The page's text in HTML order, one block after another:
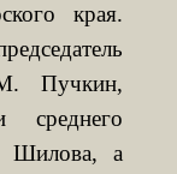
края.
Пучкин,
Шилова, а